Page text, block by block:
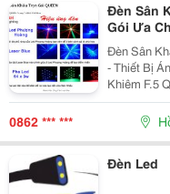
Đèn Sân
Gói Ưa
Đèn Sân Khấu Trọn
- Thiết Bị Ánh Sáng Pah
Khiêm F.5 Q.11 -
Hồng) - Đt:
0862 *** ***
Đèn Led